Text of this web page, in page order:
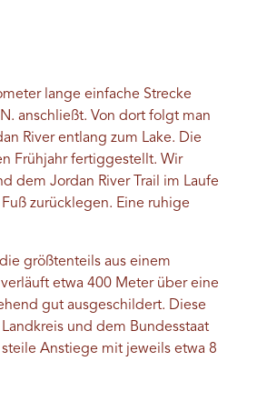
lange einfache Strecke
anschließt. Von dort folgt man
River entlang zum Lake. Die
Frühjahr fertiggestellt. Wir
dem Jordan River Trail im Laufe
zurücklegen. Eine ruhige
größtenteils aus einem
etwa 400 Meter über eine
gut ausgeschildert. Diese
und dem Bundesstaat
Anstiege mit jeweils etwa 8